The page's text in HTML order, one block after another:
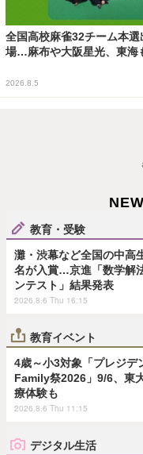
全国高校麻雀32チーム本選
場…麻布や大阪星光、東海
2026.8.5
教育・受験
灘・渋幕など全国の中高
名が入賞…京進「数学解
ンテスト」結果発表
2026.8.6 Thu 16:15
教育イベント
4歳～小3対象「プレジデ
Family祭2026」9/6、東
療体験も
2026.8.6 Thu 11:15
デジタル生活